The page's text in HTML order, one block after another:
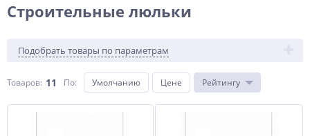
Строительные люльки
Подобрать товары по параметрам
Товаров: 11 По: Умолчанию Цене Рейтингу